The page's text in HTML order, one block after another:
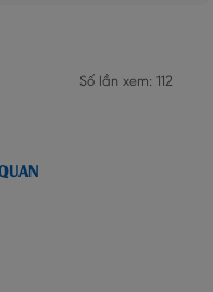
Số lần xem: 112